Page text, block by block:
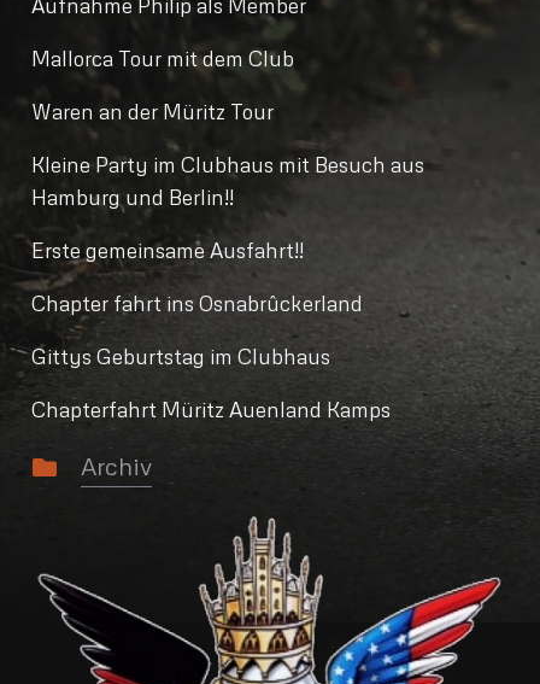
Aufnahme Philip als Member
Mallorca Tour mit dem Club
Waren an der Müritz Tour
Kleine Party im Clubhaus mit Besuch aus
Hamburg und Berlin!!
Erste gemeinsame Ausfahrt!!
Chapter fahrt ins Osnabrûckerland
Gittys Geburtstag im Clubhaus
Chapterfahrt Müritz Auenland Kamps
Archiv